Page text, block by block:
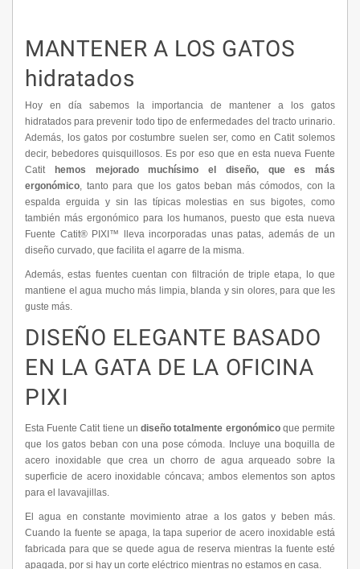
MANTENER A LOS GATOS
hidratados
Hoy en día sabemos la importancia de mantener a los gatos
hidratados para prevenir todo tipo de enfermedades del tracto urinario.
Además, los gatos por costumbre suelen ser, como en Catit solemos
decir, bebedores quisquillosos. Es por eso que en esta nueva Fuente
Catit
hemos mejorado muchísimo el diseño, que es más
ergonómico, tanto para que los gatos beban más cómodos, con la
espalda erguida y sin las típicas molestias en sus bigotes, como
también más ergonómico para los humanos, puesto que esta nueva
Fuente Catit® PIXI™ lleva incorporadas unas patas, además de un
diseño curvado, que facilita el agarre de la misma.
Además, estas fuentes cuentan con filtración de triple etapa, lo que
mantiene el agua mucho más limpia, blanda y sin olores, para que les
guste más.
DISEÑO ELEGANTE BASADO
EN LA GATA DE LA OFICINA
PIXI
Esta Fuente Catit tiene un diseño totalmente ergonómicoque permite
que los gatos beban con una pose cómoda. Incluye una boquilla de
acero inoxidable que crea un chorro de agua arqueado sobre la
superficie de acero inoxidable cóncava; ambos elementos son aptos
para el lavavajillas.
El agua en constante movimiento atrae a los gatos y beben más.
Cuando la fuente se apaga, la tapa superior de acero inoxidable está
fabricada para que se quede agua de reserva mientras la fuente esté
apagada, por si hay un corte eléctrico mientras no estamos en casa.